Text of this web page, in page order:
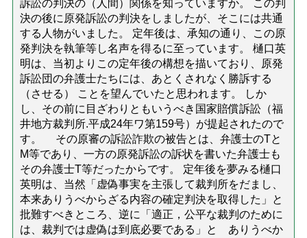
訴訟の判決の（人間）関係を知っていますか。 この判
決の後に原発訴訟の判決をしましたが、そこには共通
する人物がいました。 定年後は、承知の通り、この原
発判決を執筆等し名声を得るに至っています。 樋口英
明は、当初よりこの定年後の構想を描いており、原発
訴訟団の弁護士たちには、あとくされなく勝訴する
（させる） ことを望んでいたと思われます。 しか
し、その前に目ざわりともいうべき国家賠償訴訟（福
井地方裁判所.平成24年ワ第159号）が提起されたので
す。 その原審の訴訟詐欺の被告とは、弁護士のTと
M等であり、一方の原発訴訟の訴状を書いた弁護士も
その弁護士T等だったからです。 定年後を夢みる樋口
英明は、当然「虚偽事実を主張して裁判所をだまし、
本来ありうべからざる内容の確定判決を取得した」と
批難すべきところ、逆に「適正，公平な裁判のために
は、裁判では虚偽は到底必要である」と ありうべか